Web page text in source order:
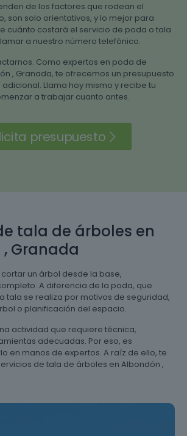
de los factores que rodean el
son solo orientativos, y lo mejor para
cuánto costará el servicio de poda o tala
a nuestro número telefónico.
Como expertos en poda de
, Granada, te ofrecemos un presupuesto
Llama hoy mismo y recibe tu
a trabajar cuanto antes.
presupuesto
tala de árboles en
Granada
un árbol desde la base,
A diferencia de la poda, que
tala se realiza por motivos de seguridad,
o planificación del espacio.
actividad que requiere técnica,
adecuadas. Por eso, es
en manos de expertos. A raíz de ello, te
de tala de árboles en Albondón ,